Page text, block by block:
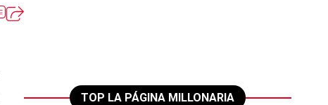
TOP LA PÁGINA MILLONARIA